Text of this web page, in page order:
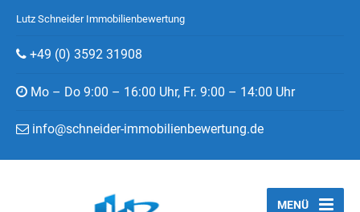
Lutz Schneider Immobilienbewertung
+49 (0) 3592 31908
Mo – Do 9:00 – 16:00 Uhr, Fr. 9:00 – 14:00 Uhr
info@schneider-immobilienbewertung.de
MENÜ